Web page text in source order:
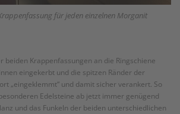
für jeden einzelnen Morganit
beiden Krappenfassungen an die Ringschiene
eingekerbt und die spitzen Ränder der
„eingeklemmt“ und damit sicher verankert. So
Edelsteine ab jetzt immer genügend
und das Funkeln der beiden unterschiedlichen